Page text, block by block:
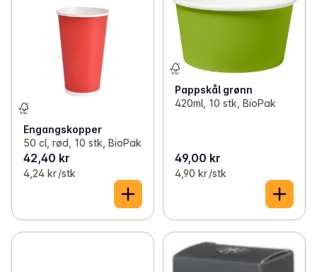
Engangskopper
50 cl, rød, 10 stk, BioPak
42,40 kr
4,24 kr /stk
Pappskål grønn
420ml, 10 stk, BioPak
49,00 kr
4,90 kr /stk